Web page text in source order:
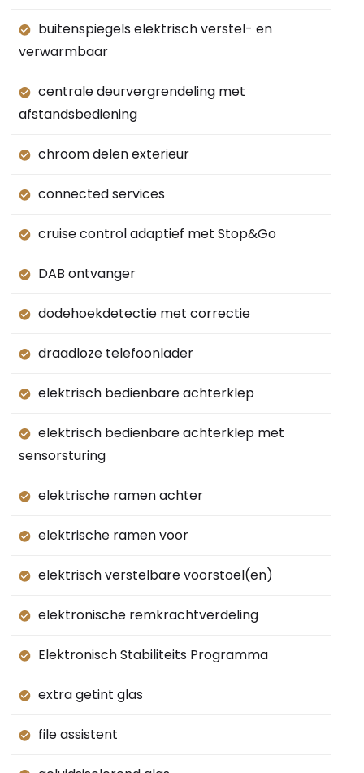
buitenspiegels elektrisch verstel- en
verwarmbaar
centrale deurvergrendeling met
afstandsbediening
chroom delen exterieur
connected services
cruise control adaptief met Stop&Go
DAB ontvanger
dodehoekdetectie met correctie
draadloze telefoonlader
elektrisch bedienbare achterklep
elektrisch bedienbare achterklep met
sensorsturing
elektrische ramen achter
elektrische ramen voor
elektrisch verstelbare voorstoel(en)
elektronische remkrachtverdeling
Elektronisch Stabiliteits Programma
extra getint glas
file assistent